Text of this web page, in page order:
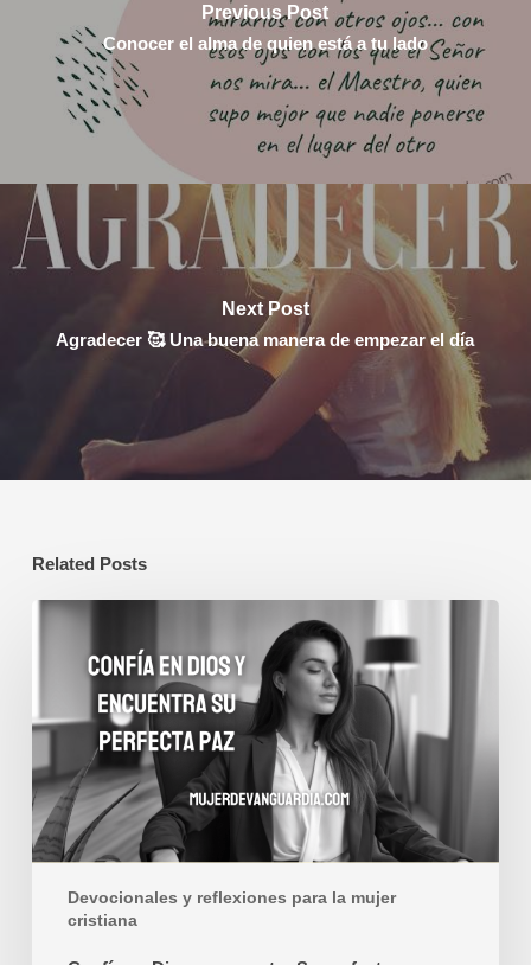
Previous Post
Conocer el alma de quien está a tu lado
Next Post
Agradecer 🥰 Una buena manera de empezar el día
Related Posts
Devocionales y reflexiones para la mujer
cristiana
Confía
y
encuentra
Su
perfecta
paz